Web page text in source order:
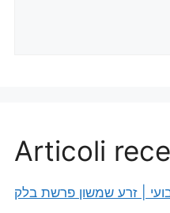
Articoli
| זרע שמשון פרשת בלק